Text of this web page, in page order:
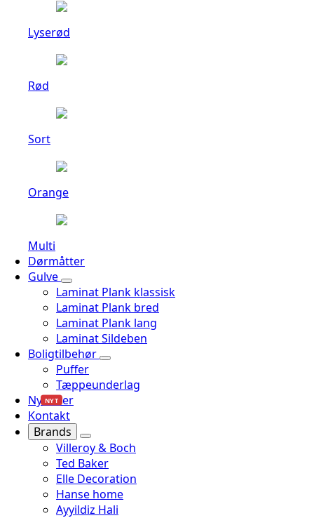
Lyserød
Rød
Sort
Orange
Multi
Dørmåtter
Gulve
Laminat Plank klassisk
Laminat Plank bred
Laminat Plank lang
Laminat Sildeben
Boligtilbehør
Puffer
Tæppeunderlag
Nyheder
NYT
Kontakt
Brands
Villeroy & Boch
Ted Baker
Elle Decoration
Hanse home
Ayyildiz Hali